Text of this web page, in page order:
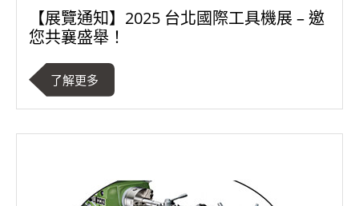
【展覽通知】2025 台北國際工具機展 – 邀
您共襄盛舉！
了解更多